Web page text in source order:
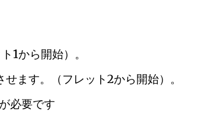
1から開始）。
ます。（フレット2から開始）。
必要です